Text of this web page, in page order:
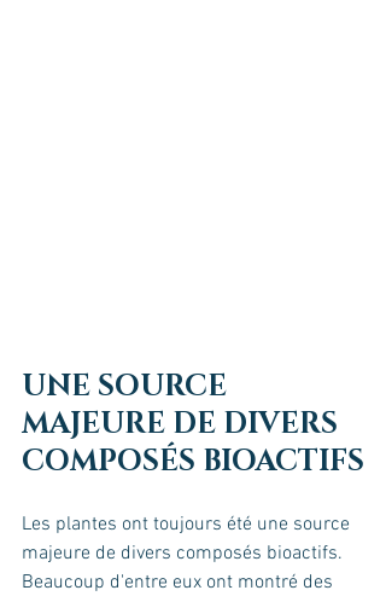
UNE SOURCE
MAJEURE DE DIVERS
COMPOSÉS BIOACTIFS
Les plantes ont toujours été une source
majeure de divers composés bioactifs.
Beaucoup d'entre eux ont montré des